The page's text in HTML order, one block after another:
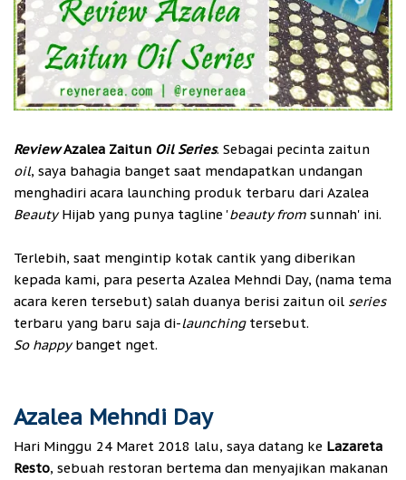
ReviewAzalea Zaitun Oil Series. Sebagai pecinta zaitun
oil, saya bahagia banget saat mendapatkan undangan
menghadiri acara launching produk terbaru dari Azalea
BeautyHijab yang punya tagline 'beauty from sunnah' ini.
Terlebih, saat mengintip kotak cantik yang diberikan
kepada kami, para peserta Azalea Mehndi Day, (nama tema
acara keren tersebut) salah duanya berisi zaitun oil series
terbaru yang baru saja di-launchingtersebut.
So happybanget nget.
Azalea Mehndi Day
Hari Minggu 24 Maret 2018 lalu, saya datang ke Lazareta
Resto, sebuah restoran bertema dan menyajikan makanan